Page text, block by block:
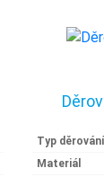
Typ děrování
Materiál